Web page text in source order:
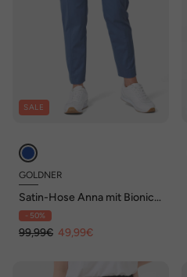
SALE
GOLDNER
Satin-Hose Anna mit Bionic
Finish®
- 50%
99,99€ 49,99€